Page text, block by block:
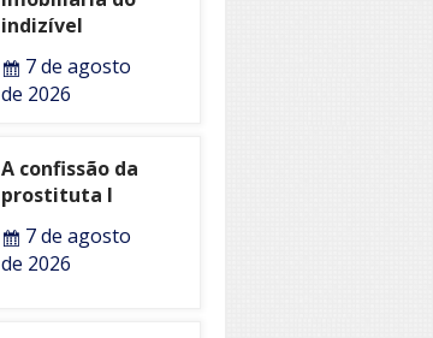
indizível
7 de agosto
de 2026
A confissão da
prostituta I
7 de agosto
de 2026